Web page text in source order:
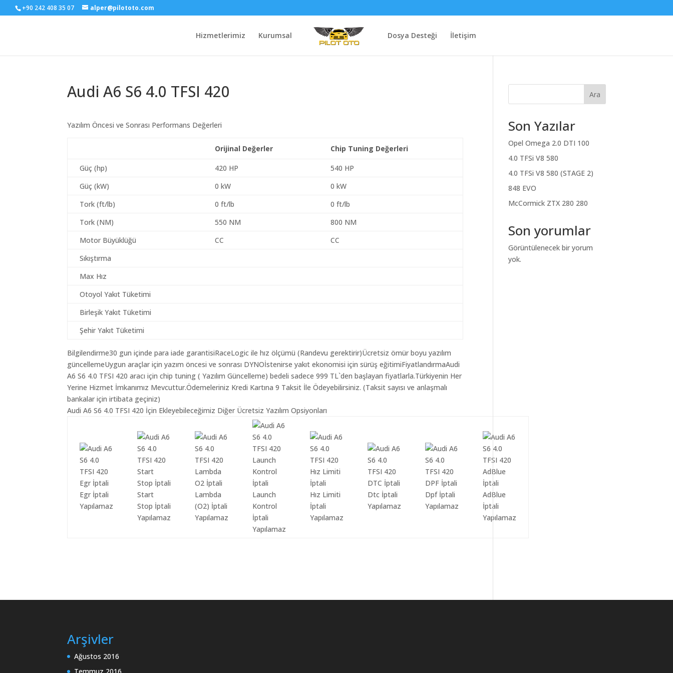
+90 242 408 35 07 alper@pilototo.com
Hizmetlerimiz Kurumsal Dosya Desteği İletişim
Audi A6 S6 4.0 TFSI 420
Yazılım Öncesi ve Sonrası Performans Değerleri
Orijinal Değerler Chip Tuning Değerleri
Güç (hp) 420 HP
540 HP
Güç (kW)
0 kW
0 kW
Tork (ft/lb)
0 ft/lb
0 ft/lb
Tork (NM)
550 NM
800 NM
Motor Büyüklüğü
CC
CC
Sıkıştırma
Max Hız
Otoyol Yakıt Tüketimi
Birleşik Yakıt Tüketimi
Şehir Yakıt Tüketimi
Bilgilendirme30 gun içinde para iade garantisiRaceLogic ile hız ölçümü (Randevu gerektirir)Ücretsiz ömür boyu yazılım
güncellemeUygun araçlar için yazım öncesi ve sonrası DYNOİstenirse yakıt ekonomisi için sürüş eğitimiFiyatlandırmaAudi
A6 S6 4.0 TFSI 420 aracı için chip tuning ( Yazılım Güncelleme) bedeli sadece 999 TL`den başlayan fiyatlarla.Türkiyenin Her
Yerine Hizmet İmkanımız Mevcuttur.Ödemeleriniz Kredi Kartına 9 Taksit İle Ödeyebilirsiniz. (Taksit sayısı ve anlaşmalı
bankalar için irtibata geçiniz)
Audi A6 S6 4.0 TFSI 420 İçin Ekleyebileceğimiz Diğer Ücretsiz Yazılım Opsiyonları
Egr İptali
Yapılamaz
Start
Stop İptali
Yapılamaz
Lambda
(O2) İptali
Yapılamaz
Launch
Kontrol
İptali
Yapılamaz
Hız Limiti
İptali
Yapılamaz
Dtc İptali
Yapılamaz
Dpf İptali
Yapılamaz
AdBlue
İptali
Yapılamaz
Ara
Son Yazılar
Opel Omega 2.0 DTI 100
4.0 TFSi V8 580
4.0 TFSi V8 580 (STAGE 2)
848 EVO
McCormick ZTX 280 280
Son yorumlar
Görüntülenecek bir yorum
yok.
Arşivler
Ağustos 2016
Temmuz 2016